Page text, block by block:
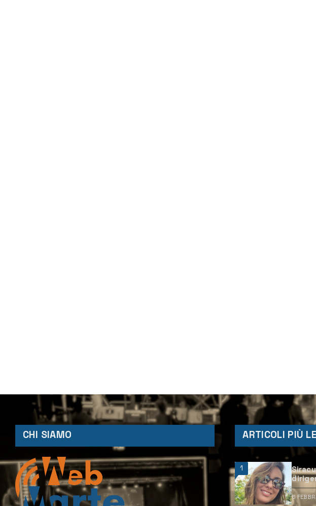
CHI SIAMO ARTICOLI PIÙ
1
6